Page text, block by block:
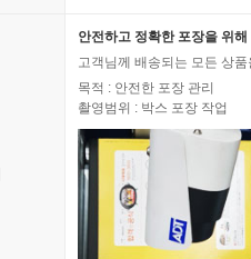
안전하고 정확한 포장을 위
고객님께 배송되는 모든 상
목적 : 안전한 포장 관리
촬영범위 : 박스 포장 작업